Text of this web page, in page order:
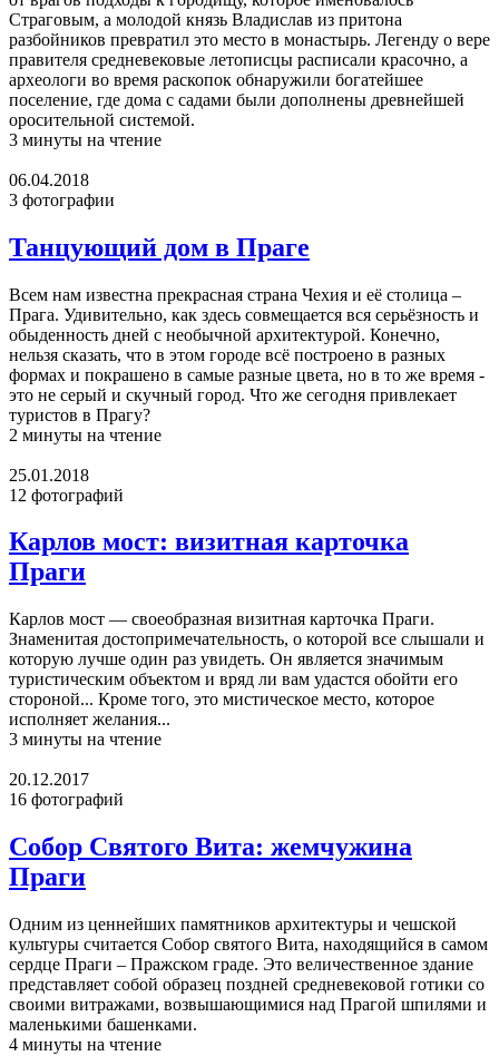
Страговым, а молодой князь Владислав из притона
разбойников превратил это место в монастырь. Легенду о вере
правителя средневековые летописцы расписали красочно, а
археологи во время раскопок обнаружили богатейшее
поселение, где дома с садами были дополнены древнейшей
оросительной системой.
3 минуты на чтение
06.04.2018
3 фотографии
Танцующий дом в Праге
Всем нам известна прекрасная страна Чехия и её столица –
Прага. Удивительно, как здесь совмещается вся серьёзность и
обыденность дней с необычной архитектурой. Конечно,
нельзя сказать, что в этом городе всё построено в разных
формах и покрашено в самые разные цвета, но в то же время -
это не серый и скучный город. Что же сегодня привлекает
туристов в Прагу?
2 минуты на чтение
25.01.2018
12 фотографий
Карлов мост: визитная карточка
Праги
Карлов мост — своеобразная визитная карточка Праги.
Знаменитая достопримечательность, о которой все слышали и
которую лучше один раз увидеть. Он является значимым
туристическим объектом и вряд ли вам удастся обойти его
стороной... Кроме того, это мистическое место, которое
исполняет желания...
3 минуты на чтение
20.12.2017
16 фотографий
Собор Святого Вита: жемчужина
Праги
Одним из ценнейших памятников архитектуры и чешской
культуры считается Cобор святого Вита, находящийся в самом
сердце Праги – Пражском граде. Это величественное здание
представляет собой образец поздней средневековой готики со
своими витражами, возвышающимися над Прагой шпилями и
маленькими башенками.
4 минуты на чтение